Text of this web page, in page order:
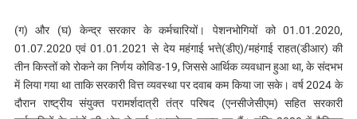
(ग) और (घ) केन्द्र सरकार के कर्मचारियों। पेशनभोगियों को 01.01.2020,
01.07.2020 एवं 01.01.2021 से देय महंगाई भत्ते(डीए)/महंगाई राहत(डीआर) की
तीन किस्तों को रोकने का निर्णय कोविड-19, जिससे आर्थिक व्यवधान हुआ था, के संदभभ
में लिया गया था ताकि सरकारी वित्त व्यवस्था पर दवाब कम किया जा सके। वर्ष 2024 के
दौरान राष्ट्रीय संयुक्त परामर्शदात्री तंत्र परिषद (एनसीजेसीएम) सहित सरकारी